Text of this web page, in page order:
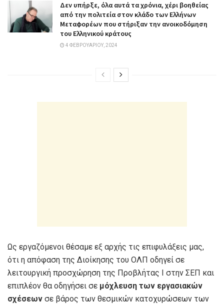
Δεν υπήρξε, όλα αυτά τα χρόνια, χέρι βοηθείας
από την πολιτεία στον κλάδο των Ελλήνων
Μεταφορέων που στήριξαν την ανοικοδόμηση
του Ελληνικού κράτους
4 ΦΕΒΡΟΥΑΡΊΟΥ, 2024
Ως εργαζόμενοι θέσαμε εξ αρχής τις επιφυλάξεις μας,
ότι η απόφαση της Διοίκησης του OΛΠ οδηγεί σε
λειτουργική προσχώρηση της Προβλήτας Ι στην ΣΕΠ και
επιπλέον θα οδηγήσει σε μόχλευση των εργασιακών
σχέσεων σε βάρος των θεσμικών κατοχυρώσεων των